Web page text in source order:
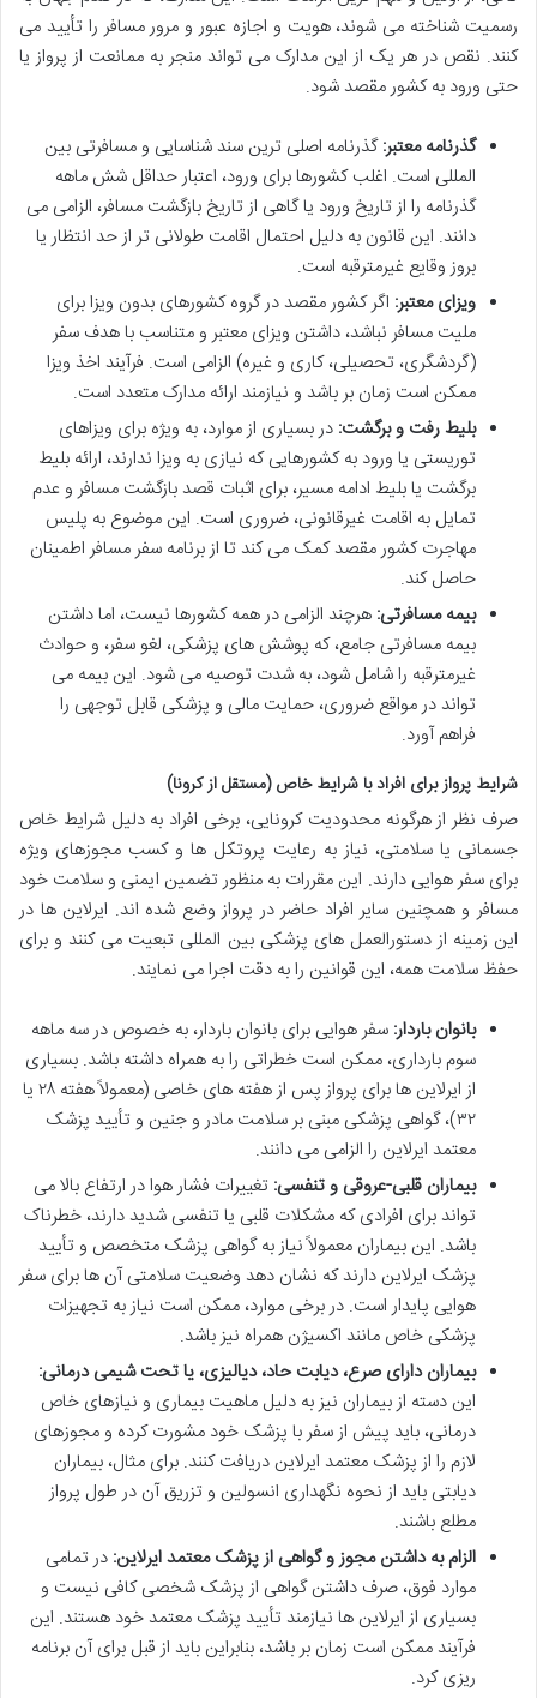
رسمیت شناخته می شوند، هویت و اجازه عبور و مرور مسافر را تأیید می
کنند. نقص در هر یک از این مدارک می تواند منجر به ممانعت از پرواز یا
حتی ورود به کشور مقصد شود.
گذرنامه معتبر:گذرنامه اصلی ترین سند شناسایی و مسافرتی بین
المللی است. اغلب کشورها برای ورود، اعتبار حداقل شش ماهه
گذرنامه را از تاریخ ورود یا گاهی از تاریخ بازگشت مسافر، الزامی می
دانند. این قانون به دلیل احتمال اقامت طولانی تر از حد انتظار یا
بروز وقایع غیرمترقبه است.
ویزای معتبر: اگر کشور مقصد در گروه کشورهای بدون ویزا برای
ملیت مسافر نباشد، داشتن ویزای معتبر و متناسب با هدف سفر
(گردشگری، تحصیلی، کاری و غیره) الزامی است. فرآیند اخذ ویزا
ممکن است زمان بر باشد و نیازمند ارائه مدارک متعدد است.
بلیط رفت و برگشت: در بسیاری از موارد، به ویژه برای ویزاهای
توریستی یا ورود به کشورهایی که نیازی به ویزا ندارند، ارائه بلیط
برگشت یا بلیط ادامه مسیر، برای اثبات قصد بازگشت مسافر و عدم
تمایل به اقامت غیرقانونی، ضروری است. این موضوع به پلیس
مهاجرت کشور مقصد کمک می کند تا از برنامه سفر مسافر اطمینان
حاصل کند.
بیمه مسافرتی: هرچند الزامی در همه کشورها نیست، اما داشتن
بیمه مسافرتی جامع، که پوشش های پزشکی، لغو سفر، و حوادث
غیرمترقبه را شامل شود، به شدت توصیه می شود. این بیمه می
تواند در مواقع ضروری، حمایت مالی و پزشکی قابل توجهی را
فراهم آورد.
شرایط پرواز برای افراد با شرایط خاص (مستقل از کرونا)
صرف نظر از هرگونه محدودیت کرونایی، برخی افراد به دلیل شرایط خاص
جسمانی یا سلامتی، نیاز به رعایت پروتکل ها و کسب مجوزهای ویژه
برای سفر هوایی دارند. این مقررات به منظور تضمین ایمنی و سلامت خود
مسافر و همچنین سایر افراد حاضر در پرواز وضع شده اند. ایرلاین ها در
این زمینه از دستورالعمل های پزشکی بین المللی تبعیت می کنند و برای
حفظ سلامت همه، این قوانین را به دقت اجرا می نمایند.
بانوان باردار: سفر هوایی برای بانوان باردار، به خصوص در سه ماهه
سوم بارداری، ممکن است خطراتی را به همراه داشته باشد. بسیاری
از ایرلاین ها برای پرواز پس از هفته های خاصی (معمولاً هفته ۲۸ یا
۳۲)، گواهی پزشکی مبنی بر سلامت مادر و جنین و تأیید پزشک
معتمد ایرلاین را الزامی می دانند.
بیماران قلبی-عروقی و تنفسی: تغییرات فشار هوا در ارتفاع بالا می
تواند برای افرادی که مشکلات قلبی یا تنفسی شدید دارند، خطرناک
باشد. این بیماران معمولاً نیاز به گواهی پزشک متخصص و تأیید
پزشک ایرلاین دارند که نشان دهد وضعیت سلامتی آن ها برای سفر
هوایی پایدار است. در برخی موارد، ممکن است نیاز به تجهیزات
پزشکی خاص مانند اکسیژن همراه نیز باشد.
بیماران دارای صرع، دیابت حاد، دیالیزی، یا تحت شیمی درمانی:
این دسته از بیماران نیز به دلیل ماهیت بیماری و نیازهای خاص
درمانی، باید پیش از سفر با پزشک خود مشورت کرده و مجوزهای
لازم را از پزشک معتمد ایرلاین دریافت کنند. برای مثال، بیماران
دیابتی باید از نحوه نگهداری انسولین و تزریق آن در طول پرواز
مطلع باشند.
الزام به داشتن مجوز و گواهی از پزشک معتمد ایرلاین: در تمامی
موارد فوق، صرف داشتن گواهی از پزشک شخصی کافی نیست و
بسیاری از ایرلاین ها نیازمند تأیید پزشک معتمد خود هستند. این
فرآیند ممکن است زمان بر باشد، بنابراین باید از قبل برای آن برنامه
ریزی کرد.